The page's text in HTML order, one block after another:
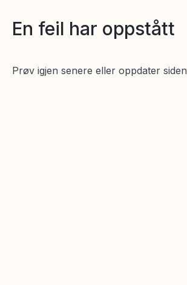
En feil har oppstått
Prøv igjen senere eller oppdater siden